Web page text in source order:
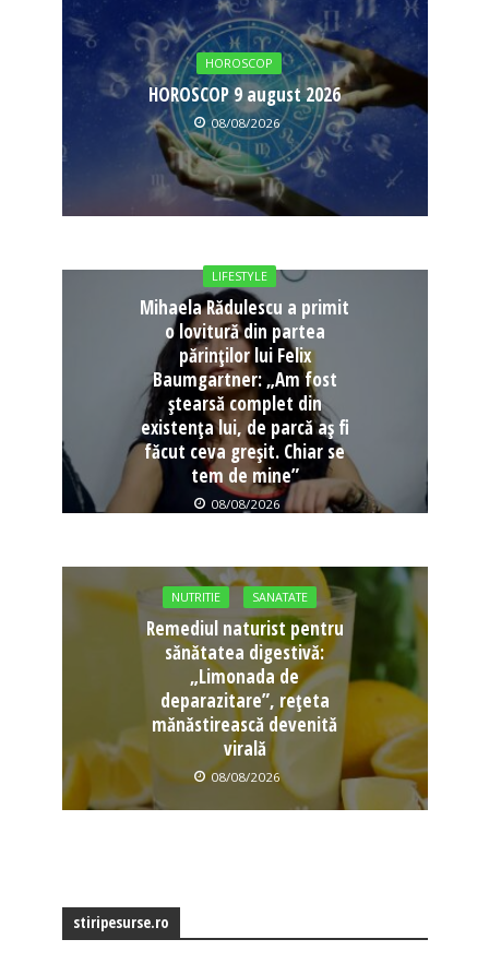
HOROSCOP
HOROSCOP 9 august 2026
08/08/2026
LIFESTYLE
Mihaela Rădulescu a primit
o lovitură din partea
părinților lui Felix
Baumgartner: „Am fost
ștearsă complet din
existența lui, de parcă aș fi
făcut ceva greșit. Chiar se
tem de mine”
08/08/2026
NUTRITIE SANATATE
Remediul naturist pentru
sănătatea digestivă:
„Limonada de
deparazitare”, rețeta
mănăstirească devenită
virală
08/08/2026
stiripesurse.ro